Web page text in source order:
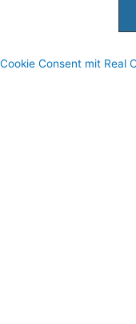
Cookie Consent mit Real